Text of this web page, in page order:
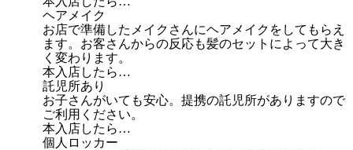
ヘアメイク
お店で準備したメイクさんにヘアメイクをしてもらえ
ます。お客さんからの反応も髪のセットによって大き
く変わります。
本入店したら…
託児所あり
お子さんがいても安心。提携の託児所がありますので
ご利用ください。
本入店したら…
個人ロッカー